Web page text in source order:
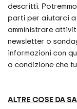
descritti.
parti per aiutarci
amministrare
newsletter o
informazioni con
a condizione che
ALTRE COSE DA